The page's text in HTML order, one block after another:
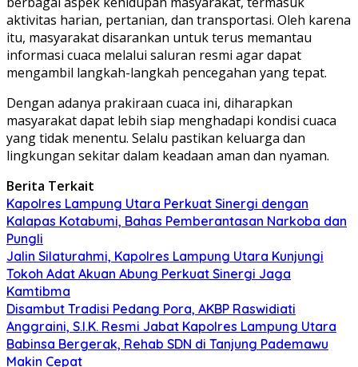
aktivitas harian, pertanian, dan transportasi. Oleh karena
itu, masyarakat disarankan untuk terus memantau
informasi cuaca melalui saluran resmi agar dapat
mengambil langkah-langkah pencegahan yang tepat.
Dengan adanya prakiraan cuaca ini, diharapkan
masyarakat dapat lebih siap menghadapi kondisi cuaca
yang tidak menentu. Selalu pastikan keluarga dan
lingkungan sekitar dalam keadaan aman dan nyaman.
Berita Terkait
Kapolres Lampung Utara Perkuat Sinergi dengan
Kalapas Kotabumi, Bahas Pemberantasan Narkoba dan
Pungli
Jalin Silaturahmi, Kapolres Lampung Utara Kunjungi
Tokoh Adat Akuan Abung Perkuat Sinergi Jaga
Kamtibma
Disambut Tradisi Pedang Pora, AKBP Raswidiati
Anggraini, S.I.K. Resmi Jabat Kapolres Lampung Utara
Babinsa Bergerak, Rehab SDN di Tanjung Pademawu
Makin Cepat